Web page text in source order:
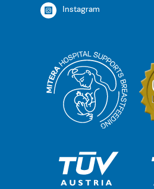
Instagram